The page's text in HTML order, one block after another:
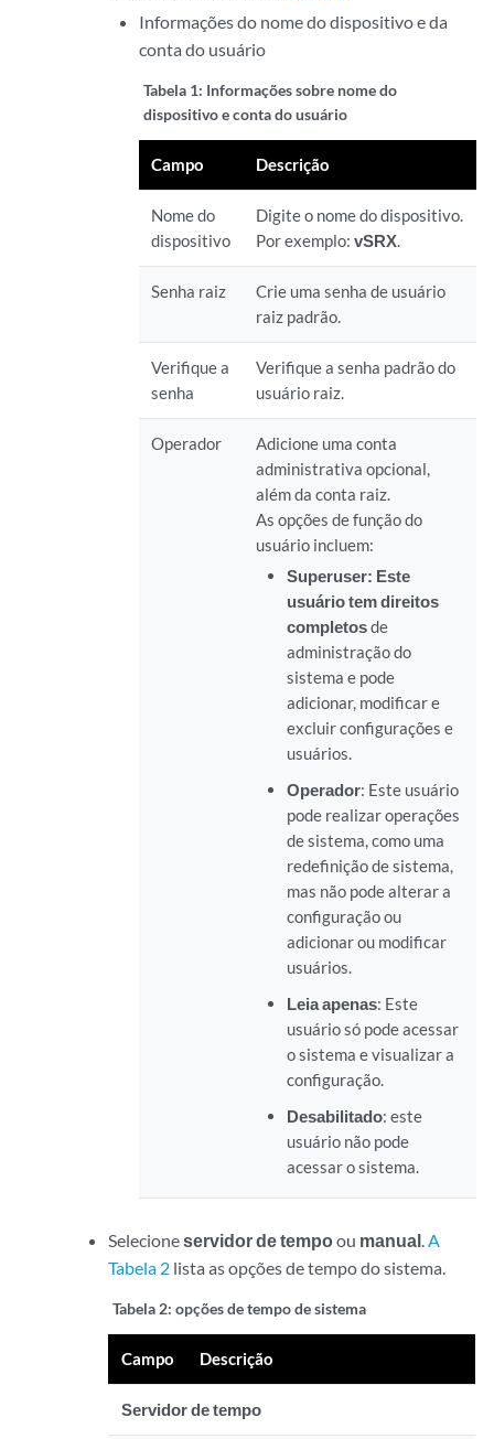
Informações do nome do dispositivo e da
conta do usuário
Tabela 1: Informações sobre nome do
dispositivo e conta do usuário
Campo Descrição
Nome do
dispositivo
Digite o nome do dispositivo.
Por exemplo:vSRX.
Senha raiz
Crie uma senha de usuário
raiz padrão.
Verifique a
senha
Verifique a senha padrão do
usuário raiz.
Operador
Adicione uma conta
administrativa opcional,
além da conta raiz.
As opções de função do
usuário incluem:
Superuser: Este
usuário tem direitos
completosde
administração do
sistema e pode
adicionar, modificar e
excluir configurações e
usuários.
Operador: Este usuário
pode realizar operações
de sistema, como uma
redefinição de sistema,
mas não pode alterar a
configuração ou
adicionar ou modificar
usuários.
Leia apenas: Este
usuário só pode acessar
o sistema e visualizar a
configuração.
Desabilitado: este
usuário não pode
acessar o sistema.
Selecioneservidor de tempoou manual.A
Tabela 2 lista as opções de tempo do sistema.
Tabela 2:opções de tempo de sistema
Campo Descrição
Servidor de tempo